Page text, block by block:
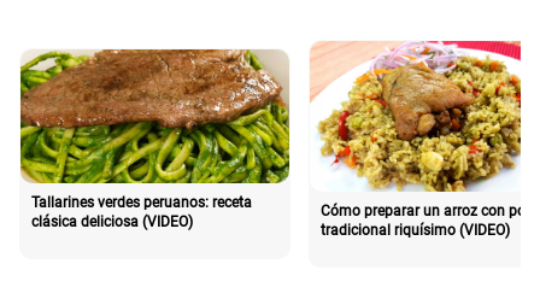
Tallarines verdes peruanos: receta
clásica deliciosa (VIDEO)
Cómo preparar un arroz con pollo
tradicional riquísimo (VIDEO)